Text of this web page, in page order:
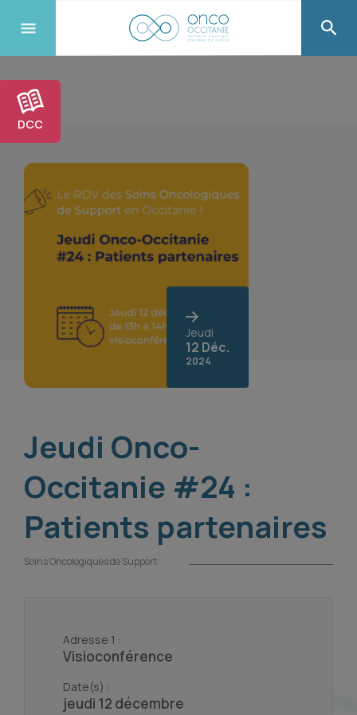
DCC
Jeudi
12 Déc.
2024
Jeudi Onco-
Occitanie #24 :
Patients partenaires
Soins Oncologiques de Support
Adresse 1 :
Visioconférence
Date(s) :
jeudi 12 décembre